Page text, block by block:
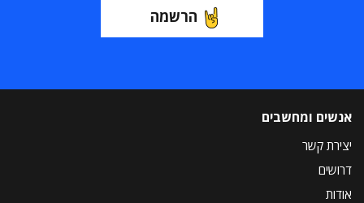
הרשמה
אנשים ומחשבים
יצירת קשר
דרושים
אודות